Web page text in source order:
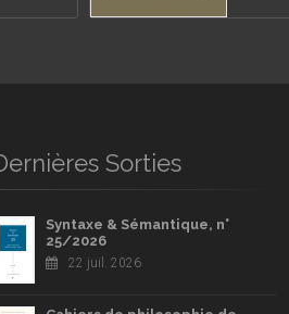
Sorties
Syntaxe & Sémantique, n°
25/2026
22 juil. 2026